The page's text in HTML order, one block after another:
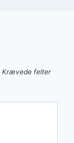
Krævede felter